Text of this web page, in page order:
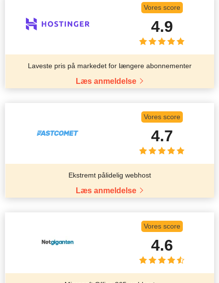
Vores score
4.9
Laveste pris på markedet for længere abonnementer
Læs anmeldelse
Vores score
4.7
Ekstremt pålidelig webhost
Læs anmeldelse
Vores score
4.6